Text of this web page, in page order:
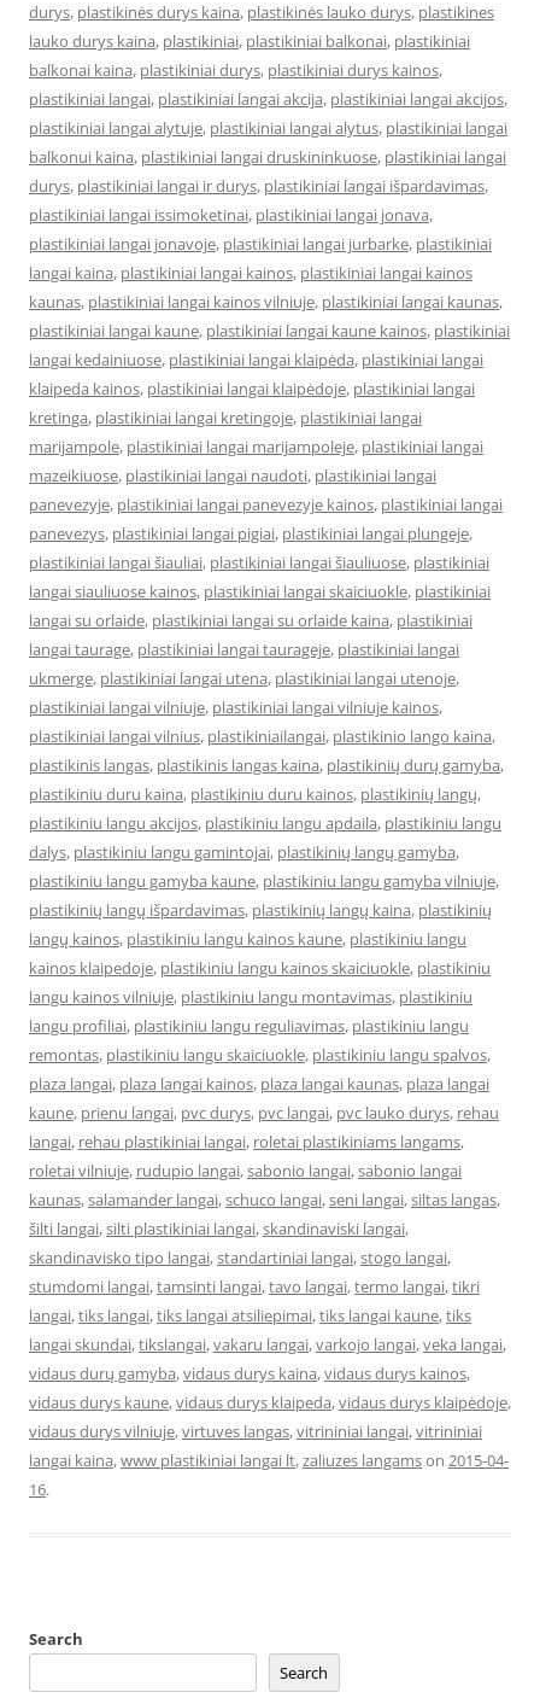
durys, plastikinės durys kaina, plastikinės lauko durys, plastikines
lauko durys kaina, plastikiniai, plastikiniai balkonai, plastikiniai
balkonai kaina, plastikiniai durys, plastikiniai durys kainos,
plastikiniai langai, plastikiniai langai akcija, plastikiniai langai akcijos,
plastikiniai langai alytuje, plastikiniai langai alytus, plastikiniai langai
balkonui kaina, plastikiniai langai druskininkuose, plastikiniai langai
durys, plastikiniai langai ir durys, plastikiniai langai išpardavimas,
plastikiniai langai issimoketinai, plastikiniai langai jonava,
plastikiniai langai jonavoje, plastikiniai langai jurbarke, plastikiniai
langai kaina, plastikiniai langai kainos, plastikiniai langai kainos
kaunas, plastikiniai langai kainos vilniuje, plastikiniai langai kaunas,
plastikiniai langai kaune, plastikiniai langai kaune kainos, plastikiniai
langai kedainiuose, plastikiniai langai klaipėda, plastikiniai langai
klaipeda kainos, plastikiniai langai klaipėdoje, plastikiniai langai
kretinga, plastikiniai langai kretingoje, plastikiniai langai
marijampole, plastikiniai langai marijampoleje, plastikiniai langai
mazeikiuose, plastikiniai langai naudoti, plastikiniai langai
panevezyje, plastikiniai langai panevezyje kainos, plastikiniai langai
panevezys, plastikiniai langai pigiai, plastikiniai langai plungeje,
plastikiniai langai šiauliai, plastikiniai langai šiauliuose, plastikiniai
langai siauliuose kainos, plastikiniai langai skaiciuokle, plastikiniai
langai su orlaide, plastikiniai langai su orlaide kaina, plastikiniai
langai taurage, plastikiniai langai taurageje, plastikiniai langai
ukmerge, plastikiniai langai utena, plastikiniai langai utenoje,
plastikiniai langai vilniuje, plastikiniai langai vilniuje kainos,
plastikiniai langai vilnius, plastikiniailangai, plastikinio lango kaina,
plastikinis langas, plastikinis langas kaina, plastikinių durų gamyba,
plastikiniu duru kaina, plastikiniu duru kainos, plastikinių langų,
plastikiniu langu akcijos, plastikiniu langu apdaila, plastikiniu langu
dalys, plastikiniu langu gamintojai, plastikinių langų gamyba,
plastikiniu langu gamyba kaune, plastikiniu langu gamyba vilniuje,
plastikinių langų išpardavimas, plastikinių langų kaina, plastikinių
langų kainos, plastikiniu langu kainos kaune, plastikiniu langu
kainos klaipedoje, plastikiniu langu kainos skaiciuokle, plastikiniu
langu kainos vilniuje, plastikiniu langu montavimas, plastikiniu
langu profiliai, plastikiniu langu reguliavimas, plastikiniu langu
remontas, plastikiniu langu skaiciuokle, plastikiniu langu spalvos,
plaza langai, plaza langai kainos, plaza langai kaunas, plaza langai
kaune, prienu langai, pvc durys, pvc langai, pvc lauko durys, rehau
langai, rehau plastikiniai langai, roletai plastikiniams langams,
roletai vilniuje, rudupio langai,sabonio langai,sabonio langai
kaunas,salamander langai,schuco langai,seni langai,siltas langas,
šilti langai,silti plastikiniai langai,skandinaviski langai,
skandinavisko tipo langai,standartiniai langai,stogo langai,
stumdomi langai,tamsinti langai,tavo langai,termo langai,tikri
langai,tiks langai,tiks langai atsiliepimai,tiks langai kaune,tiks
langai skundai,tikslangai,vakaru langai,varkojo langai,veka langai,
vidaus durų gamyba,vidaus durys kaina,vidaus durys kainos,
vidaus durys kaune,vidaus durys klaipeda,vidaus durys klaipėdoje,
vidaus durys vilniuje,virtuves langas,vitrininiai langai,vitrininiai
langai kaina,www plastikiniai langai lt,zaliuzes langamson 2015-04-
16.
Search
Search